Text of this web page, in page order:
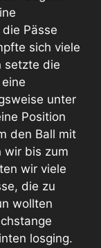
Pässe
sich viele
setzte die
unter
Position
den Ball mit
wir bis zum
wir viele
die zu
wollten
losging.